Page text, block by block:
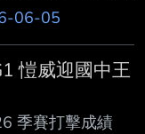
06-05
愷威迎國中王
季賽打擊成績